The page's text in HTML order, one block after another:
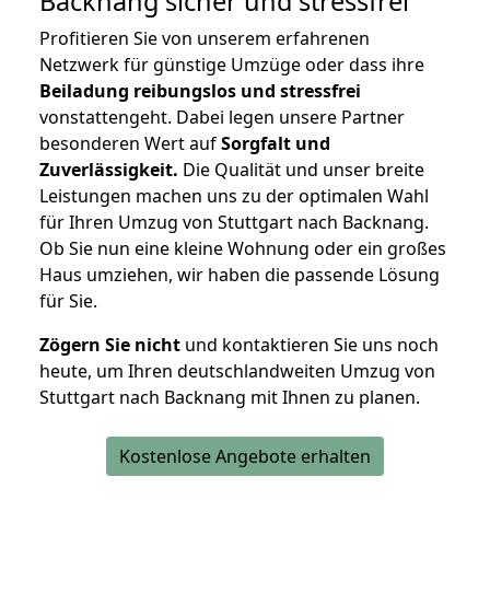
Profitieren Sie von unserem erfahrenen
Netzwerk für günstige Umzüge oder dass ihre
Beiladung reibungslos und stressfrei
vonstattengeht. Dabei legen unsere Partner
besonderen Wert aufSorgfalt und
Zuverlässigkeit. Die Qualität und unser breite
Leistungen machen uns zu der optimalen Wahl
für Ihren Umzug von Stuttgart nach Backnang.
Ob Sie nun eine kleine Wohnung oder ein großes
Haus umziehen, wir haben die passende Lösung
für Sie.
Zögern Sie nicht und kontaktieren Sie uns noch
heute, um Ihren deutschlandweiten Umzug von
Stuttgart nach Backnang mit Ihnen zu planen.
Kostenlose Angebote erhalten